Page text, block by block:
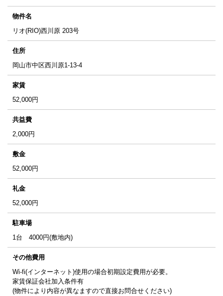
物件名
リオ(RIO)西川原 203号
住所
岡山市中区西川原1-13-4
家賃
52,000円
共益費
2,000円
敷金
52,000円
礼金
52,000円
駐車場
1台 4000円(敷地内)
その他費用
Wi-fi(インターネット)使用の場合初期設定費用が必要。
家賃保証会社加入条件有
(物件により内容が異なますので直接お問合せください)